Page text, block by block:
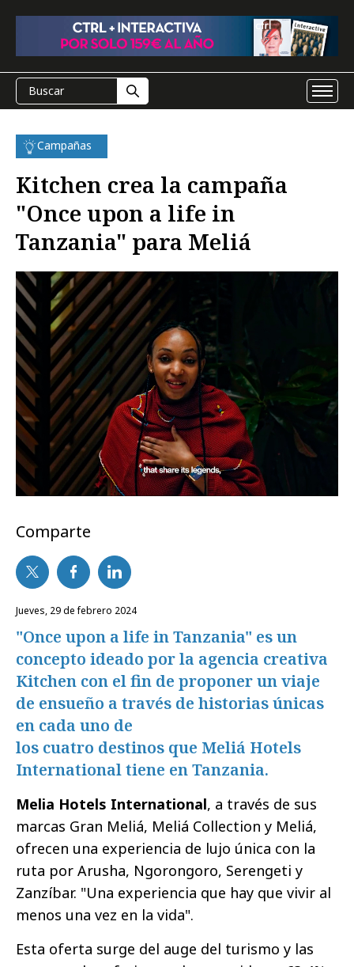
Campañas
Kitchen crea la campaña
"Once upon a life in
Tanzania" para Meliá
Comparte
jueves, 29 de febrero 2024
"Once upon a life in Tanzania" es un
concepto ideado por la agencia creativa
Kitchen con el fin de proponer un viaje
de ensueño a través de historias únicas
en cada uno de
los cuatro destinos que Meliá Hotels
International tiene en Tanzania.
Melia Hotels International, a través de sus
marcas Gran Meliá, Meliá Collection y Meliá,
ofrecen una experiencia de lujo única con la
ruta por Arusha, Ngorongoro, Serengeti y
Zanzíbar. "Una experiencia que hay que vivir al
menos una vez en la vida".
Esta oferta surge del auge del turismo y las